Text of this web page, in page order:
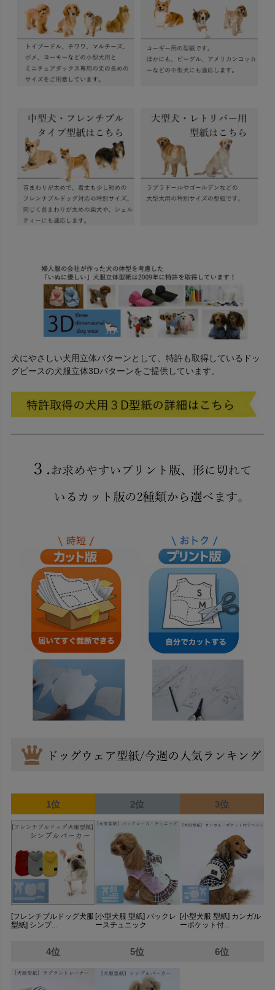
犬にやさしい犬用立体パターンとして、特許も取得しているドッ
グピースの犬服立体3Dパターンをご提供しています。
1位
[フレンチブルドッグ犬服
型紙] シンプ...
2位
[小型犬服 型紙] バックレ
ースチュニック
3位
[小型犬服 型紙] カンガル
ーポケット付...
4位 5位 6位